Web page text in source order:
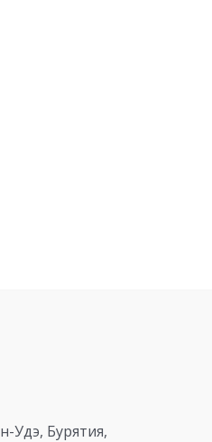
Удэ, Бурятия,